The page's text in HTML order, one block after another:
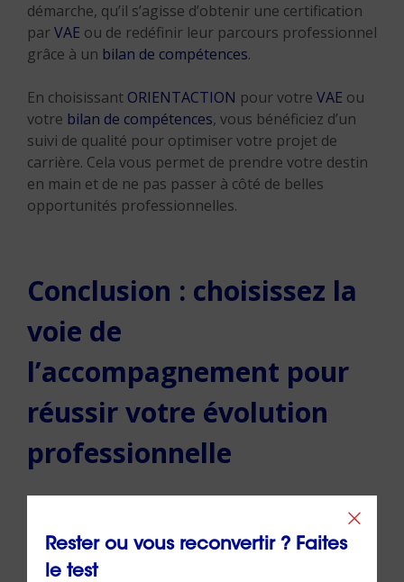
démarche, qu’il s’agisse d’obtenir une certification
parVAE ou de redéfinir leur parcours professionnel
grâce à un bilan de compétences.
En choisissant ORIENTACTION pour votre VAE ou
votre bilan de compétences, vous bénéficiez d’un
suivi de qualité pour optimiser votre projet de
carrière. Cela vous permet de prendre votre destin
en main et de ne pas passer à côté de belles
opportunités professionnelles.
Conclusion : choisissez la
voie de
l’accompagnement pour
réussir votre évolution
professionnelle
sont
deux dispositifs complémentaires qui répondent à
des besoins différents mais essentiels pour le
développement professionnel. Tandis que
Rester ou vous reconvertir ? Faites
le test